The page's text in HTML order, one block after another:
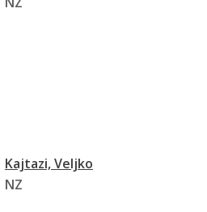
Kajtazi, Veljko
NZ